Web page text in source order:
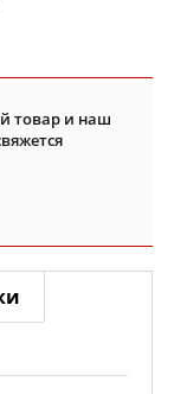
товар и наш